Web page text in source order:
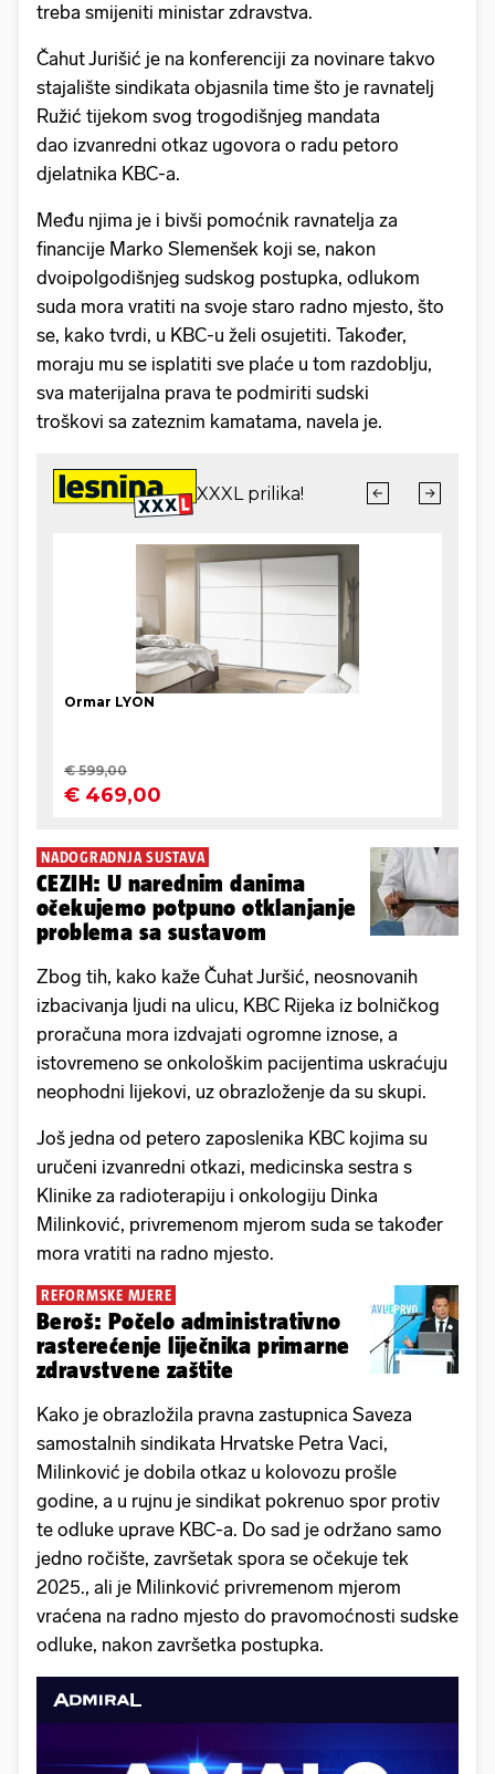
treba smijeniti ministar zdravstva.
Čahut Jurišić je na konferenciji za novinare takvo
stajalište sindikata objasnila time što je ravnatelj
Ružić tijekom svog trogodišnjeg mandata
dao izvanredni otkaz ugovora o radu petoro
djelatnika KBC-a.
Među njima je i bivši pomoćnik ravnatelja za
financije Marko Slemenšek koji se, nakon
dvoipolgodišnjeg sudskog postupka, odlukom
suda mora vratiti na svoje staro radno mjesto, što
se, kako tvrdi, u KBC-u želi osujetiti. Također,
moraju mu se isplatiti sve plaće u tom razdoblju,
sva materijalna prava te podmiriti sudski
troškovi sa zateznim kamatama, navela je.
NADOGRADNJA SUSTAVA
CEZIH: U narednim danima
očekujemo potpuno otklanjanje
problema sa sustavom
Zbog tih, kako kaže Čuhat Juršić, neosnovanih
izbacivanja ljudi na ulicu, KBC Rijeka iz bolničkog
proračuna mora izdvajati ogromne iznose, a
istovremeno se onkološkim pacijentima uskraćuju
neophodni lijekovi, uz obrazloženje da su skupi.
Još jedna od petero zaposlenika KBC kojima su
uručeni izvanredni otkazi, medicinska sestra s
Klinike za radioterapiju i onkologiju Dinka
Milinković, privremenom mjerom suda se također
mora vratiti na radno mjesto.
REFORMSKE MJERE
Beroš: Počelo administrativno
rasterećenje liječnika primarne
zdravstvene zaštite
Kako je obrazložila pravna zastupnica Saveza
samostalnih sindikata Hrvatske Petra Vaci,
Milinković je dobila otkaz u kolovozu prošle
godine, a u rujnu je sindikat pokrenuo spor protiv
te odluke uprave KBC-a. Do sad je održano samo
jedno ročište, završetak spora se očekuje tek
2025., ali je Milinković privremenom mjerom
vraćena na radno mjesto do pravomoćnosti sudske
odluke, nakon završetka postupka.